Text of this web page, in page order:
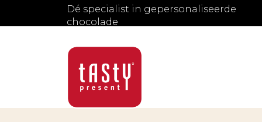
Dé specialist in gepersonaliseerde
chocolade